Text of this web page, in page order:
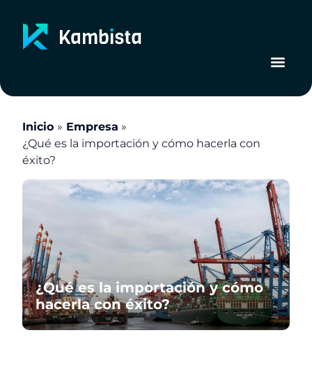
contenido
Inicio
Empresa
¿Qué es la importación y cómo hacerla con
éxito?
¿Qué es la importación y cómo
hacerla con éxito?